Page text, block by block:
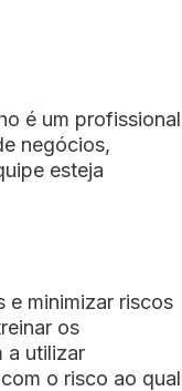
é um profissional
negócios,
esteja
e minimizar riscos
os
a utilizar
o risco ao qual